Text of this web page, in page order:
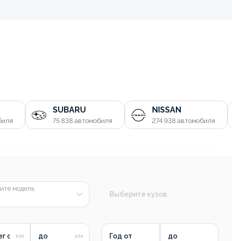
SUBARU
75 838 автомобиля
NISSAN
274 938 автомобиля
модель
Выберите кузов
от до Год от до